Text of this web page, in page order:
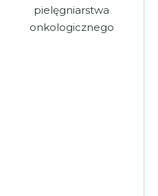
pielęgniarstwa
onkologicznego